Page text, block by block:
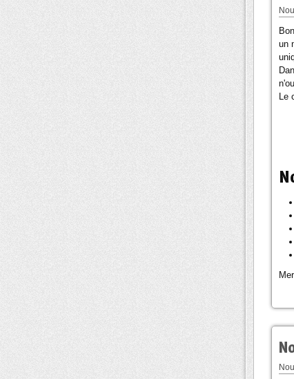
un
Le